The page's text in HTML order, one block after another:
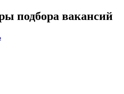
подбора вакансий